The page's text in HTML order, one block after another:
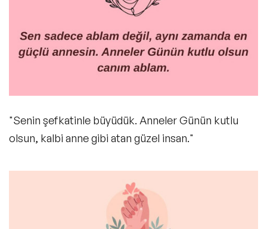
"Senin şefkatinle büyüdük. Anneler Günün kutlu
olsun, kalbi anne gibi atan güzel insan."